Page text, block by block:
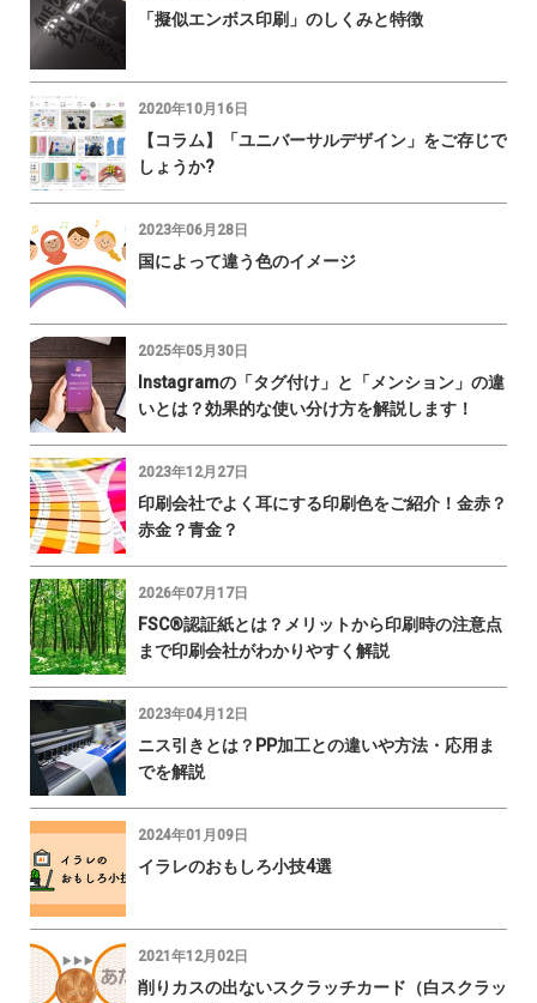
「擬似エンボス印刷」のしくみと特徴
2020年10月16日
【コラム】「ユニバーサルデザイン」をご存じで
しょうか?
2023年06月28日
国によって違う色のイメージ
2025年05月30日
Instagramの「タグ付け」と「メンション」の違
いとは？効果的な使い分け方を解説します！
2023年12月27日
印刷会社でよく耳にする印刷色をご紹介！金赤？
赤金？青金？
2026年07月17日
FSC®認証紙とは？メリットから印刷時の注意点
まで印刷会社がわかりやすく解説
2023年04月12日
ニス引きとは？PP加工との違いや方法・応用ま
でを解説
2024年01月09日
イラレのおもしろ小技4選
2021年12月02日
削りカスの出ないスクラッチカード（白スクラッ